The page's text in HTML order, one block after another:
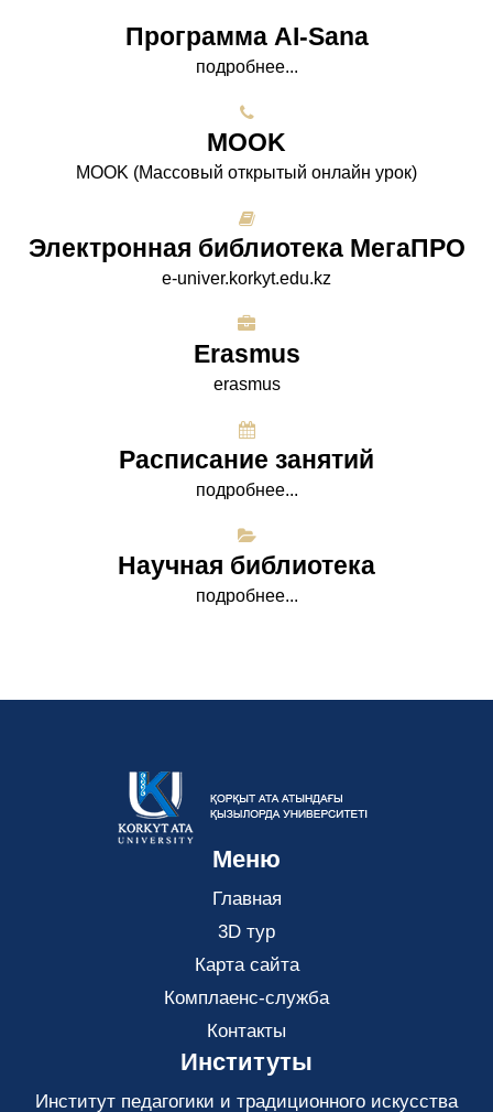
Программа AI-Sana
подробнее...
МООK
МООK (Массовый открытый онлайн урок)
Электронная библиотека МегаПРО
e-univer.korkyt.edu.kz
Erasmus
erasmus
Расписание занятий
подробнее...
Научная библиотека
подробнее...
Меню
Главная
3D тур
Карта сайта
Комплаенс-служба
Контакты
Институты
Институт педагогики и традиционного искусства